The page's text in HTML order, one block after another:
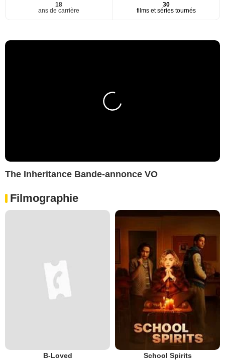
18
ans de carrière
30
films et séries tournés
The Inheritance Bande-annonce VO
Filmographie
B-Loved School Spirits